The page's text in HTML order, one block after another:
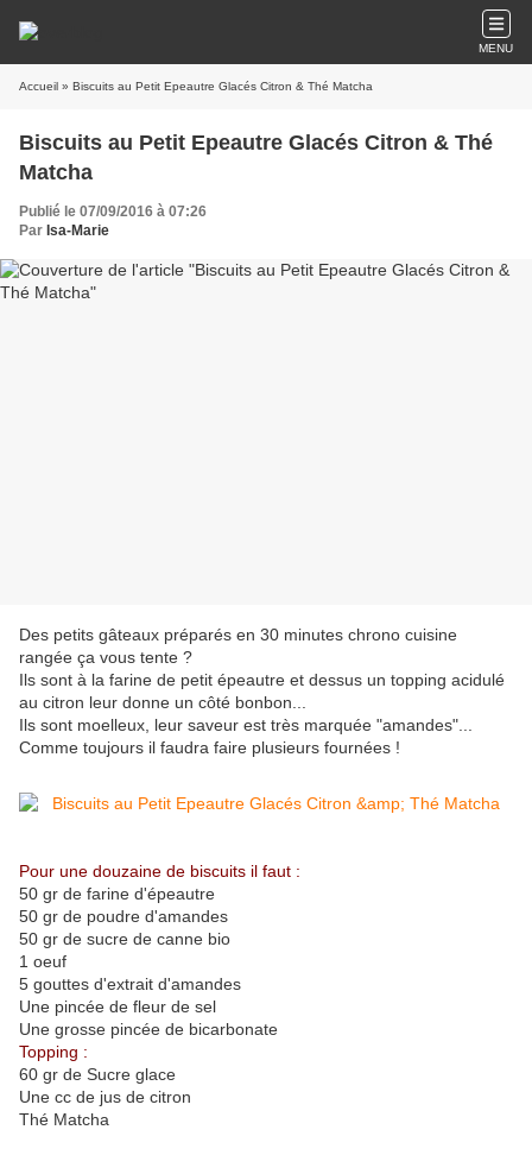
MENU
Accueil » Biscuits au Petit Epeautre Glacés Citron & Thé Matcha
Biscuits au Petit Epeautre Glacés Citron & Thé
Matcha
Publié le 07/09/2016 à 07:26
Par Isa-Marie
Des petits gâteaux préparés en 30 minutes chrono cuisine
rangée ça vous tente ?
Ils sont à la farine de petit épeautre et dessus un topping acidulé
au citron leur donne un côté bonbon...
Ils sont moelleux, leur saveur est très marquée "amandes"...
Comme toujours il faudra faire plusieurs fournées !
Pour une douzaine de biscuits il faut :
50 gr de farine d'épeautre
50 gr de poudre d'amandes
50 gr de sucre de canne bio
1 oeuf
5 gouttes d'extrait d'amandes
Une pincée de fleur de sel
Une grosse pincée de bicarbonate
Topping :
60 gr de Sucre glace
Une cc de jus de citron
Thé Matcha